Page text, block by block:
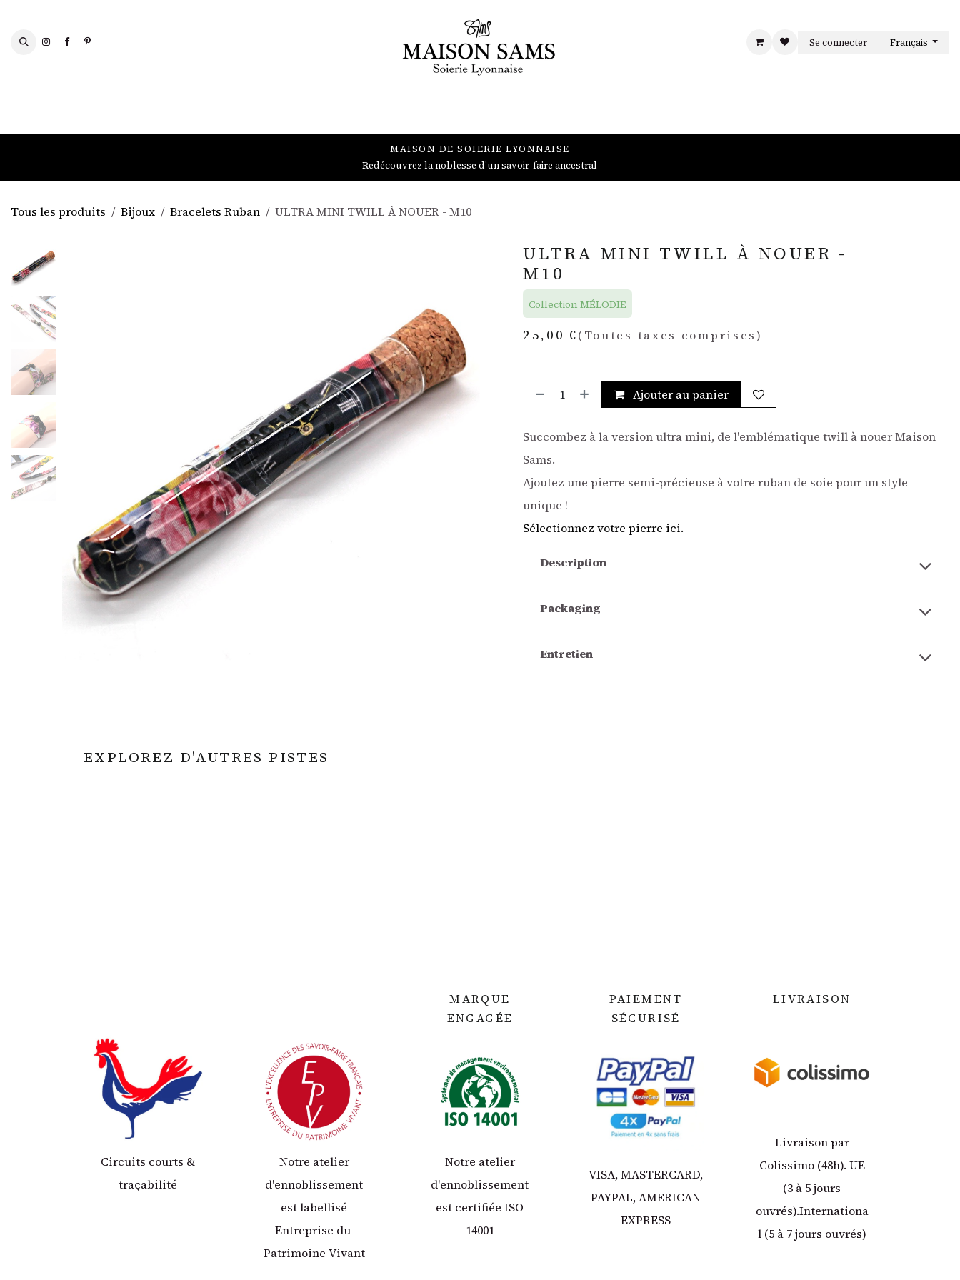
Se connecter Français
MAISON DE SOIERIE LYONNAISE
Redécouvrez la noblesse d’un savoir-faire ancestral
Tous les produits Bijoux Bracelets Ruban ULTRA MINI TWILL À NOUER - M10
ULTRA MINI TWILL À NOUER -
M10
Collection MÉLODIE
25,00 €(Toutes taxes comprises)
Ajouter au panier
Succombez à la version ultra mini, de l'emblématique twill à nouer Maison
Sams.
Ajoutez une pierre semi-précieuse à votre ruban de soie pour un style
unique !
Sélectionnez votre pierre ici.
Description
Packaging
Entretien
EXPLOREZ D'AUTRES PISTES
Circuits courts &
traçabilité
Notre atelier
d'ennoblissement
est labellisé
Entreprise du
Patrimoine Vivant
MARQUE
ENGAGÉE
Notre atelier
d'ennoblissement
est certifiée ISO
14001
PAIEMENT
SÉCURISÉ
VISA, MASTERCARD,
PAYPAL, AMERICAN
EXPRESS
LIVRAISON
Livraison par
Colissimo (48h). UE
(3 à 5 jours
ouvrés).Internationa
l (5 à 7 jours ouvrés)